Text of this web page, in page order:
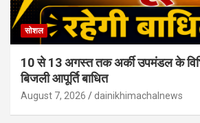
सोशल
10 से 13 अगस्त तक अर्की उपमंडल के
बिजली आपूर्ति बाधित
August 7, 2026 dainikhimachalnews